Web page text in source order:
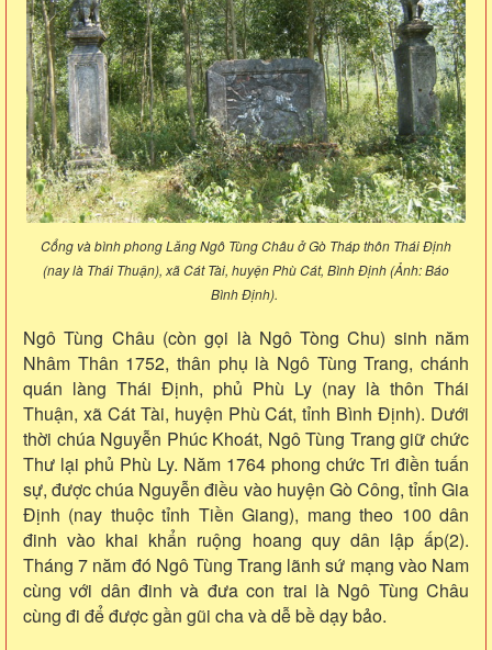
Cổng và bình phong Lăng Ngô Tùng Châu ở Gò Tháp thôn Thái Định
(nay là Thái Thuận), xã Cát Tài, huyện Phù Cát, Bình Định (Ảnh: Báo
Bình Định).
Ngô Tùng Châu (còn gọi là Ngô Tòng Chu) sinh năm
Nhâm Thân 1752, thân phụ là Ngô Tùng Trang, chánh
quán làng Thái Định, phủ Phù Ly (nay là thôn Thái
Thuận, xã Cát Tài, huyện Phù Cát, tỉnh Bình Định). Dưới
thời chúa Nguyễn Phúc Khoát, Ngô Tùng Trang giữ chức
Thư lại phủ Phù Ly. Năm 1764 phong chức Tri điền tuấn
sự, được chúa Nguyễn điều vào huyện Gò Công, tỉnh Gia
Định (nay thuộc tỉnh Tiền Giang), mang theo 100 dân
đinh vào khai khẩn ruộng hoang quy dân lập ấp(2).
Tháng 7 năm đó Ngô Tùng Trang lãnh sứ mạng vào Nam
cùng với dân đinh và đưa con trai là Ngô Tùng Châu
cùng đi để được gần gũi cha và dễ bề dạy bảo.